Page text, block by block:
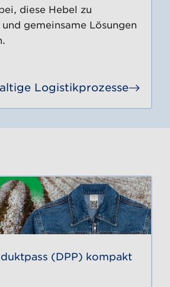
diese Hebel zu
gemeinsame Lösungen
Logistikprozesse
(DPP) kompakt